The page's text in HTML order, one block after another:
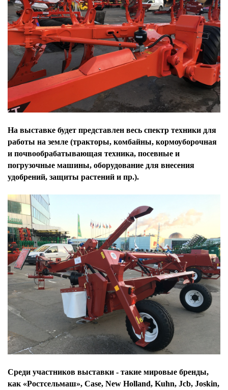
На выставке будет представлен весь спектр техники для
работы на земле (тракторы, комбайны, кормоуборочная
и почвообрабатывающая техника, посевные и
погрузочные машины, оборудование для внесения
удобрений, защиты растений и пр.).
Среди участников выставки - такие мировые бренды,
как «Ростсельмаш», Case, New Holland, Kuhn, Jcb, Joskin,